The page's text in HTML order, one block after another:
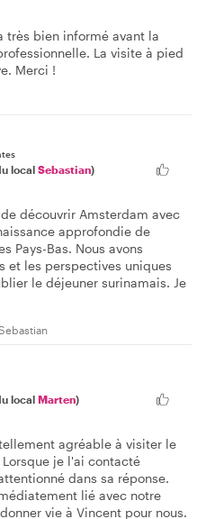
très bien informé avant la
La visite à pied
Merci !
local Sebastian)
découvrir Amsterdam avec
approfondie de
Pays-Bas. Nous avons
et les perspectives uniques
le déjeuner surinamais. Je
local Marten)
agréable à visiter le
je l'ai contacté
dans sa réponse.
lié avec notre
vie à Vincent pour nous.